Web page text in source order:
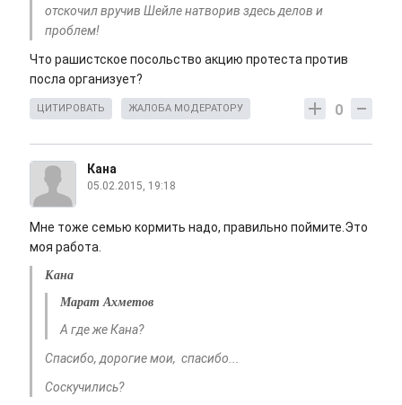
отскочил вручив Шейле натворив здесь делов и
проблем!
Что рашистское посольство акцию протеста против
посла организует?
0
ЦИТИРОВАТЬ ЖАЛОБА МОДЕРАТОРУ
Кана
05.02.2015, 19:18
Мне тоже семью кормить надо, правильно поймите.Это
моя работа.
Кана
Марат Ахметов
А где же Кана?
Спасибо, дорогие мои, спасибо...
Соскучились?